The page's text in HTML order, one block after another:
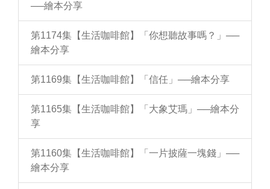
──繪本分享
第1174集【生活咖啡館】「你想聽故事嗎？」──
繪本分享
第1169集【生活咖啡館】「信任」──繪本分享
第1165集【生活咖啡館】「大象艾瑪」──繪本分
享
第1160集【生活咖啡館】「一片披薩一塊錢」──
繪本分享